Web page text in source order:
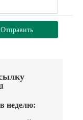
Отправить
неделю: